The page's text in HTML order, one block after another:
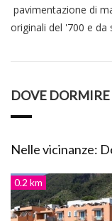
pavimentazione di
originali del '700 e da
DOVE DORMIRE
Nelle vicinanze:
0.2 km